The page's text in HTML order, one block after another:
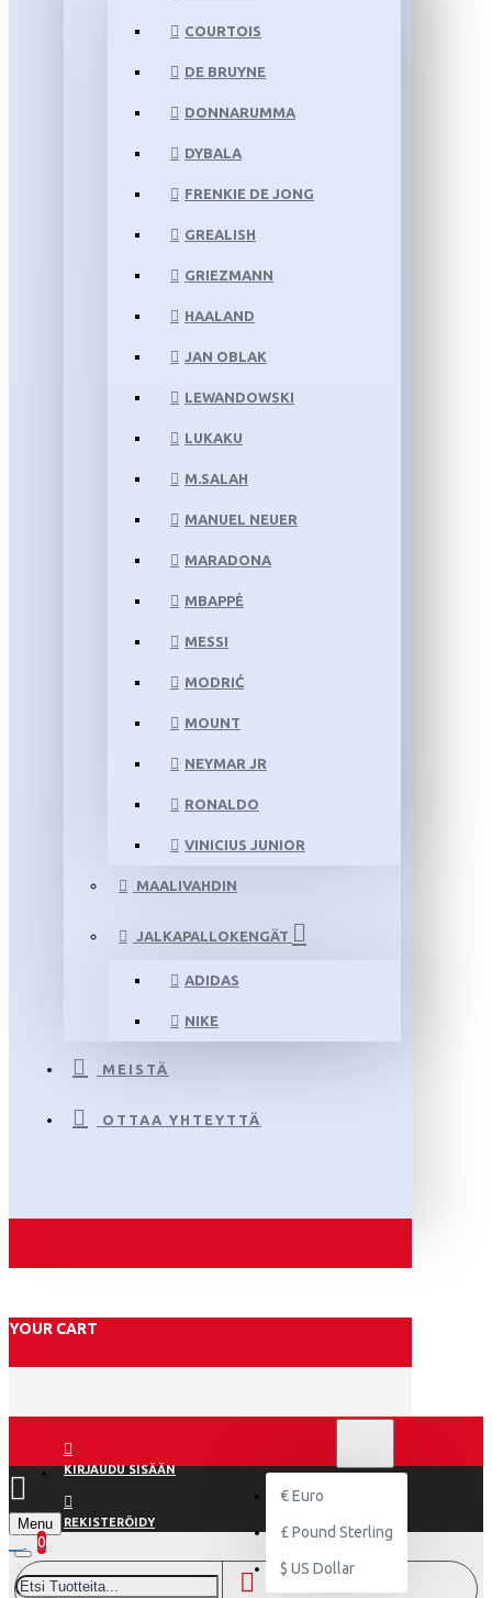
COURTOIS
DE BRUYNE
DONNARUMMA
DYBALA
FRENKIE DE JONG
GREALISH
GRIEZMANN
HAALAND
JAN OBLAK
LEWANDOWSKI
LUKAKU
M.SALAH
MANUEL NEUER
MARADONA
MBAPPÉ
MESSI
MODRIĆ
MOUNT
NEYMAR JR
RONALDO
VINICIUS JUNIOR
MAALIVAHDIN
JALKAPALLOKENGÄT
ADIDAS
NIKE
MEISTÄ
OTTAA YHTEYTTÄ
YOUR CART
KIRJAUDU SISÄÄN
REKISTERÖIDY
€ Euro
£ Pound Sterling
$ US Dollar
Menu
0